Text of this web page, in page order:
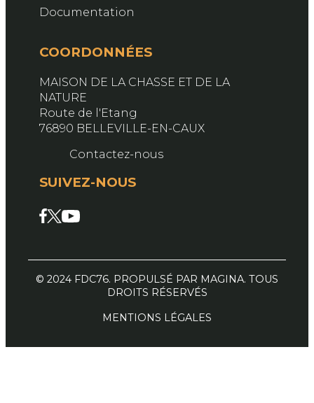
Documentation
COORDONNÉES
MAISON DE LA CHASSE ET DE LA
NATURE
Route de l'Etang
76890 BELLEVILLE-EN-CAUX
Contactez-nous
SUIVEZ-NOUS
Facebook
X YouTube
© 2024 FDC76. PROPULSÉ PAR MAGINA. TOUS
DROITS RÉSERVÉS
MENTIONS LÉGALES